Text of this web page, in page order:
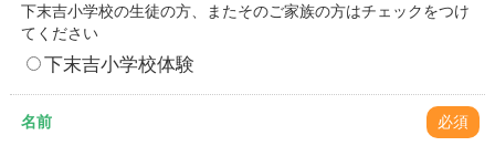
下末吉小学校の生徒の方、またそのご家族の方はチェックをつけ
てください
下末吉小学校体験
名前
必須